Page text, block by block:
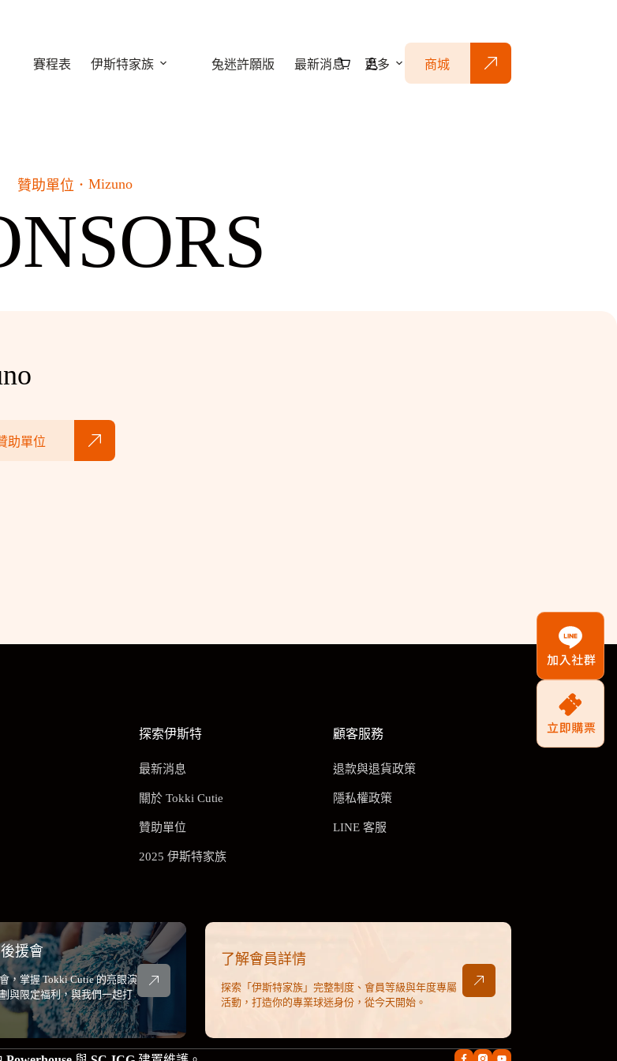
賽程表 伊斯特家族 兔迷許願版 最新消息 更多
購
商城
贊助單位． Mizuno
助單位
探索伊斯特
最新消息
關於 Tokki Cutie
贊助單位
2025 伊斯特家族
顧客服務
退款與退貨政策
隱私權政策
LINE 客服
援會
，掌握 Tokki Cutie 的亮眼演
與限定福利，與我們一起打
了解會員詳情
探索「伊斯特家族」完整制度、會員等級與年度專屬
活動，打造你的專業球迷身份，從今天開始。